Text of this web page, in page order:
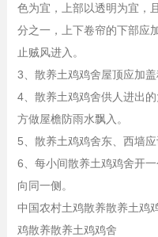
色为宜，上部以透明为宜，
分之一，上下卷帘的下部应
止贼风进入。
3、散养土鸡鸡舍屋顶应加盖
4、散养土鸡鸡舍供人进出
方做屋檐防雨水飘入。
5、散养土鸡鸡舍东、西墙
6、每小间散养土鸡鸡舍开
向同一侧。
中国农村土鸡散养散养土鸡
鸡散养散养土鸡鸡舍